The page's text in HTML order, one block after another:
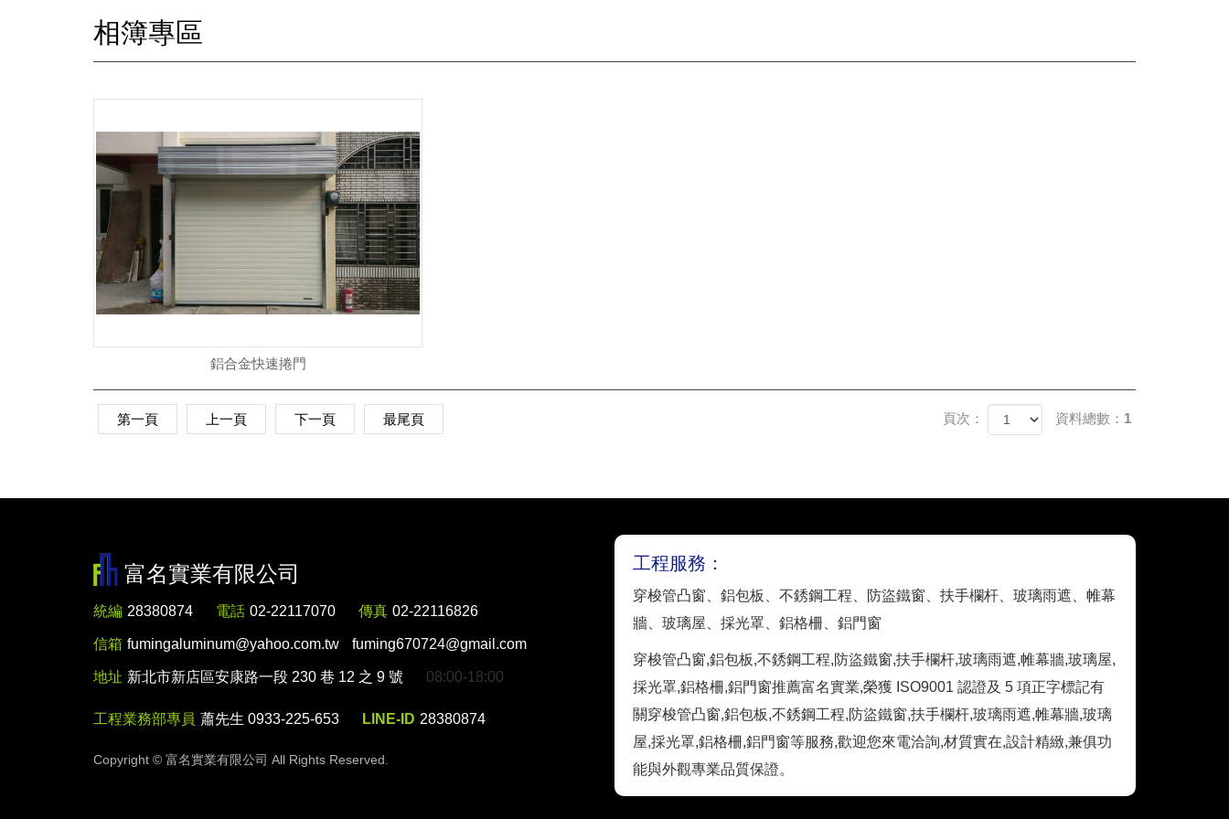
相簿專區
鋁合金快速捲門
第一頁 上一頁 下一頁 最尾頁 頁次： 資料總數：1
富名實業有限公司
統編 28380874 電話 02-22117070 傳真 02-22116826
信箱 fumingaluminum@yahoo.com.tw fuming670724@gmail.com
地址 新北市新店區安康路一段 230 巷 12 之 9 號 08:00-18:00
工程業務部專員 蕭先生 0933-225-653 LINE-ID 28380874
Copyright © 富名實業有限公司 All Rights Reserved.
工程服務：
穿梭管凸窗、鋁包板、不銹鋼工程、防盜鐵窗、扶手欄杆、玻璃雨遮、帷幕
牆、玻璃屋、採光罩、鋁格柵、鋁門窗
穿梭管凸窗,鋁包板,不銹鋼工程,防盜鐵窗,扶手欄杆,玻璃雨遮,帷幕牆,玻璃屋,
採光罩,鋁格柵,鋁門窗推薦富名實業,榮獲 ISO9001 認證及 5 項正字標記有
關穿梭管凸窗,鋁包板,不銹鋼工程,防盜鐵窗,扶手欄杆,玻璃雨遮,帷幕牆,玻璃
屋,採光罩,鋁格柵,鋁門窗等服務,歡迎您來電洽詢,材質實在,設計精緻,兼俱功
能與外觀專業品質保證。